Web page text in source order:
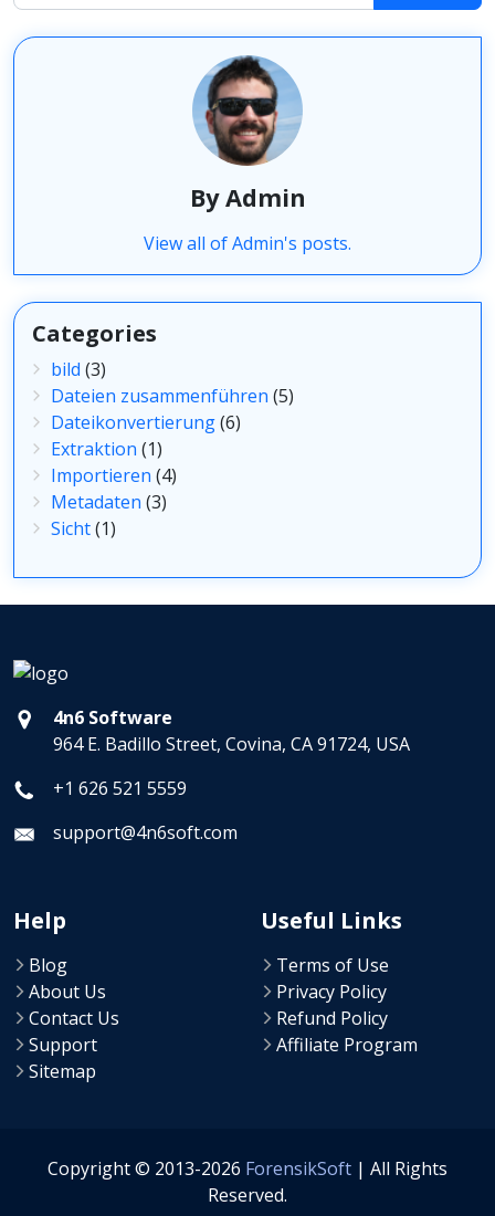
By Admin
View all of Admin's posts.
Categories
bild (3)
Dateien zusammenführen (5)
Dateikonvertierung(6)
Extraktion (1)
Importieren (4)
Metadaten (3)
Sicht(1)
4n6 Software
964 E. Badillo Street, Covina, CA 91724, USA
+1 626 521 5559
support@4n6soft.com
Help
Blog
About Us
Contact Us
Support
Sitemap
Useful Links
Terms of Use
Privacy Policy
Refund Policy
Affiliate Program
Copyright © 2013-2026 ForensikSoft | All Rights
Reserved.